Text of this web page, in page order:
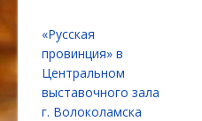
по
записям
«Русская
провинция» в
Центральном
выставочного зала
г. Волоколамска